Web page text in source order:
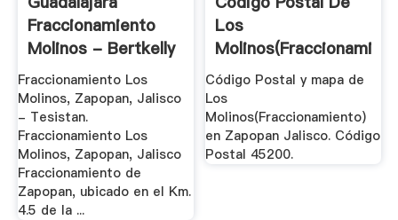
Fraccionamiento
Molinos - Bertkelly
Fraccionamiento Los
Molinos, Zapopan, Jalisco
- Tesistan.
Fraccionamiento Los
Molinos, Zapopan, Jalisco
Fraccionamiento de
Zapopan, ubicado en el Km.
4.5 de la ...
Los
.
Código Postal y mapa de
Los
Molinos(Fraccionamiento)
en Zapopan Jalisco. Código
Postal 45200.